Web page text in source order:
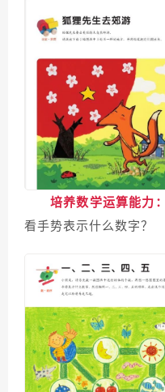
培养数学运算能力：
看手势表示什么数字？